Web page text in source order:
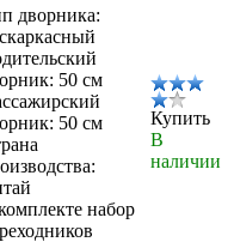
дворника:
50 см
50 см
набор
Купить
В
наличии